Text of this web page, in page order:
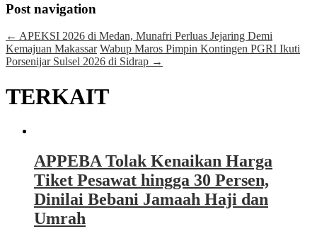
Post navigation
← APEKSI 2026 di Medan, Munafri Perluas Jejaring Demi
Kemajuan Makassar Wabup Maros Pimpin Kontingen PGRI Ikuti
Porsenijar Sulsel 2026 di Sidrap →
TERKAIT
APPEBA Tolak Kenaikan Harga
Tiket Pesawat hingga 30 Persen,
Dinilai Bebani Jamaah Haji dan
Umrah